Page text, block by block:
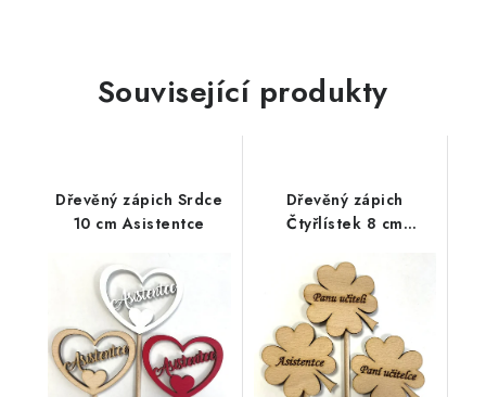
Související produkty
Dřevěný zápich Srdce
10 cm Asistentce
Dřevěný zápich
Čtyřlístek 8 cm